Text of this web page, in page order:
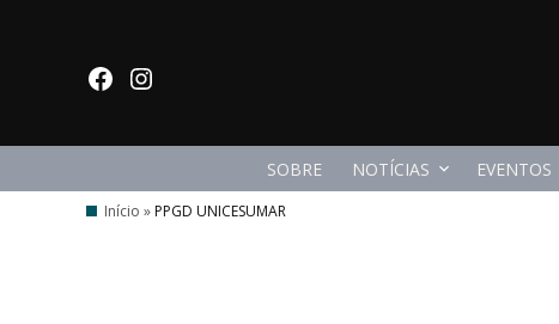
facebookInstagram
SOBRE NOTÍCIAS EVENTOS
Início » PPGD UNICESUMAR